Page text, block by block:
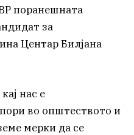
поранешната
за
Центар Билјана
нас е
во општеството и
мерки да се